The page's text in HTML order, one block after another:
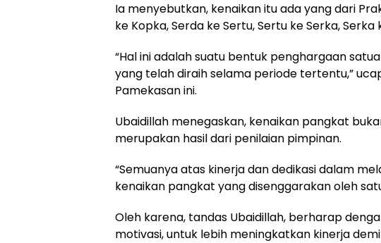
Ia menyebutkan, kenaikan itu ada yang dari
ke Kopka, Serda ke Sertu, Sertu ke Serka,
“Hal ini adalah suatu bentuk penghargaan
yang telah diraih selama periode tertentu,”
Pamekasan ini.
Ubaidillah menegaskan, kenaikan pangkat
merupakan hasil dari penilaian pimpinan.
“Semuanya atas kinerja dan dedikasi dalam
kenaikan pangkat yang disenggarakan oleh
Oleh karena, tandas Ubaidillah, berharap
motivasi, untuk lebih meningkatkan kinerja